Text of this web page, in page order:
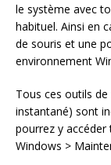
le système avec
habituel. Ainsi en
de souris et une
environnement
Tous ces outils de
instantané) sont
pourrez y
Windows >